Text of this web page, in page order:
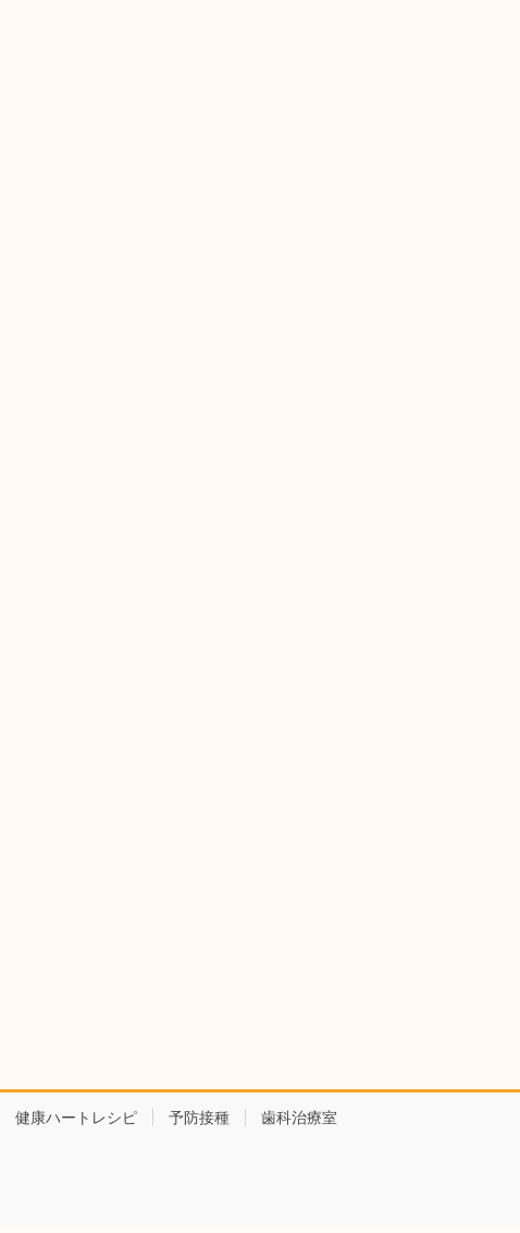
健康ハートレシピ 予防接種
歯科治療室